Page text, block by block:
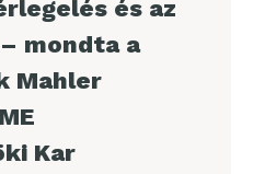
és az
mondta a
Mahler
Kar